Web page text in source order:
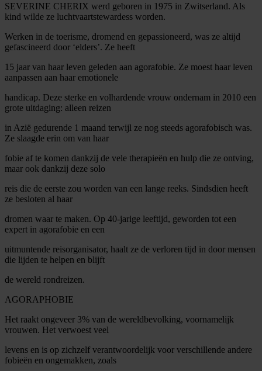
SEVERINE CHERIX werd geboren in 1975 in Zwitserland. Als
kind wilde ze luchtvaartstewardess worden.
Werken in de toerisme, dromend en gepassioneerd, was ze altijd
gefascineerd door ‘elders’. Ze heeft
15 jaar van haar leven geleden aan agorafobie. Ze moest haar leven
aanpassen aan haar emotionele
handicap. Deze sterke en volhardende vrouw ondernam in 2010 een
grote uitdaging: alleen reizen
in Azië gedurende 1 maand terwijl ze nog steeds agorafobisch was.
Ze slaagde erin om van haar
fobie af te komen dankzij de vele therapieën en hulp die ze ontving,
maar ook dankzij deze solo
reis die de eerste zou worden van een lange reeks. Sindsdien heeft
ze besloten al haar
dromen waar te maken. Op 40-jarige leeftijd, geworden tot een
expert in agorafobie en een
uitmuntende reisorganisator, haalt ze de verloren tijd in door mensen
die lijden te helpen en blijft
de wereld rondreizen.
AGORAPHOBIE
Het raakt ongeveer 3% van de wereldbevolking, voornamelijk
vrouwen. Het verwoest veel
levens en is op zichzelf verantwoordelijk voor verschillende andere
fobieën en ongemakken, zoals